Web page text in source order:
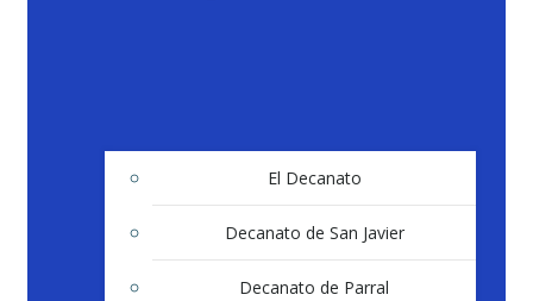
El Decanato
Decanato de San Javier
Decanato de Parral